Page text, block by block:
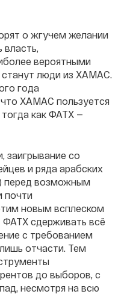
о жгучем желании
власть,
вероятными
люди из ХАМАС.
года
что ХАМАС пользуется
как ФАТХ —
заигрывание со
и ряда арабских
перед возможным
почти
новым всплеском
ФАТХ сдерживать всё
с требованием
отчасти. Тем
до выборов, с
несмотря на всю